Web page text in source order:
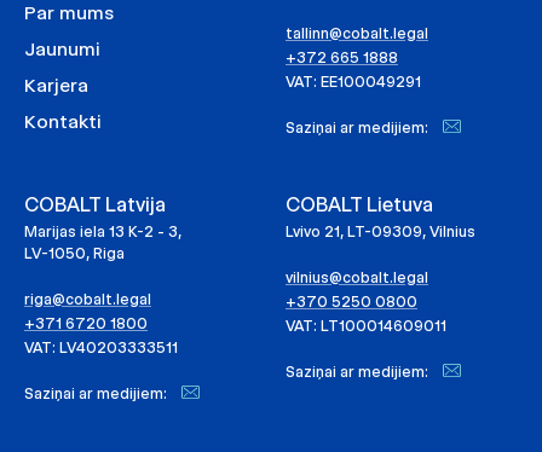
Par mums
Jaunumi
Karjera
Kontakti
tallinn@cobalt.legal
+372 665 1888
VAT: EE100049291
Saziņai ar medijiem:
COBALT Latvija
Marijas iela 13 K-2 - 3,
LV-1050, Riga
riga@cobalt.legal
+371 6720 1800
VAT: LV40203333511
Saziņai ar medijiem:
COBALT Lietuva
Lvivo 21, LT-09309, Vilnius
vilnius@cobalt.legal
+370 5250 0800
VAT: LT100014609011
Saziņai ar medijiem: